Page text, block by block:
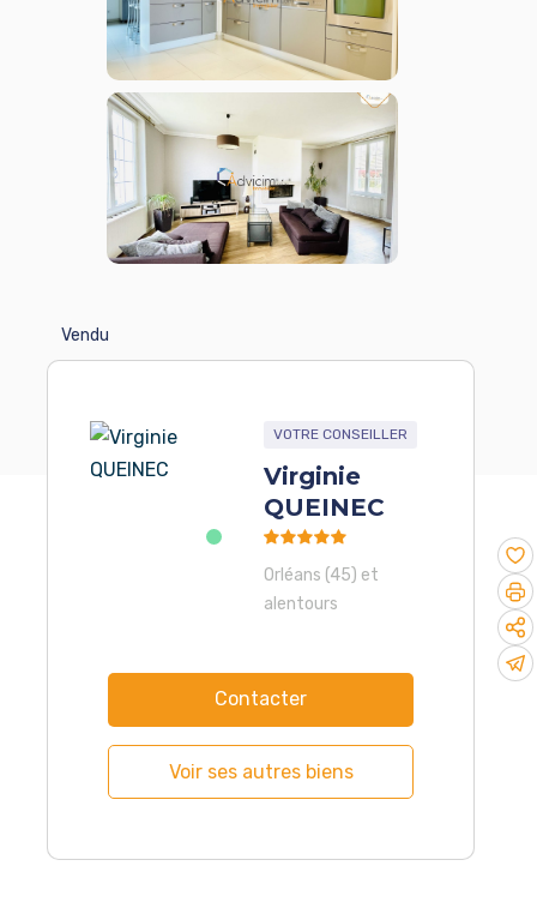
Vendu
VOTRE CONSEILLER
Virginie
QUEINEC
Orléans (45) et
alentours
Contacter
Voir ses autres biens